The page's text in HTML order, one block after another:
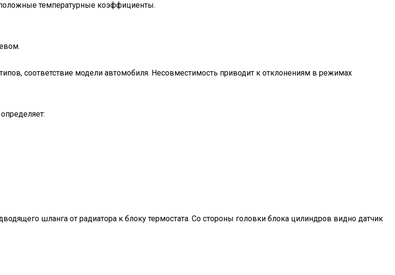
температурные коэффициенты.
соответствие модели автомобиля. Несовместимость приводит к отклонениям в режимах
шланга от радиатора к блоку термостата. Со стороны головки блока цилиндров видно датчик